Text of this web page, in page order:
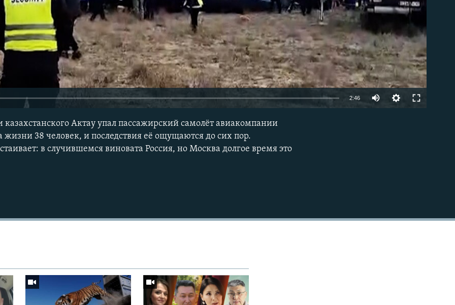
2:46
казахстанского Актау упал пассажирский самолёт авиакомпании
жизни 38 человек, и последствия её ощущаются до сих пор.
в случившемся виновата Россия, но Москва долгое время это